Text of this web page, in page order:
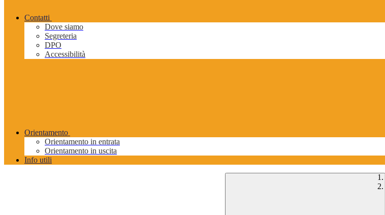
Contatti
Dove siamo
Segreteria
DPO
Accessibilità
Orientamento
Orientamento in entrata
Orientamento in uscita
Info utili